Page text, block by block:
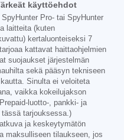
käyttöehdot
Pro- tai SpyHunter
laitteita (kuten
kertaluonteiseksi 7
kattavat haittaohjelmien
suojaukset järjestelmän
sekä pääsyn tekniseen
Sinulta ei veloiteta
vaikka kokeilujakson
luotto-, pankki- ja
tarjouksessa.)
ja keskeytymätön
maksulliseen tilaukseen, jos